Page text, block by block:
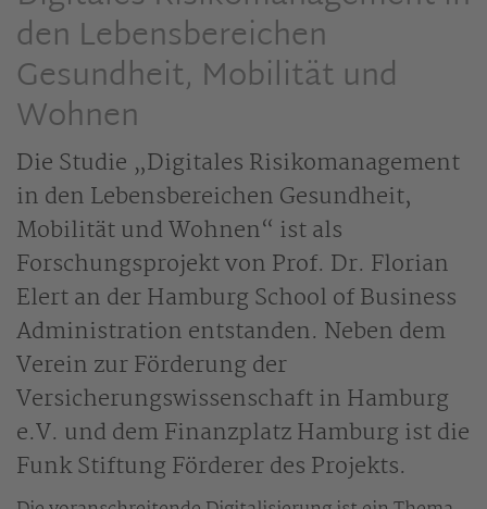
den Lebensbereichen
Gesundheit, Mobilität und
Wohnen
Die Studie „Digitales Risikomanagement
in den Lebensbereichen Gesundheit,
Mobilität und Wohnen“ ist als
Forschungsprojekt von Prof. Dr. Florian
Elert an der Hamburg School of Business
Administration entstanden. Neben dem
Verein zur Förderung der
Versicherungswissenschaft in Hamburg
e.V. und dem Finanzplatz Hamburg ist die
Funk Stiftung Förderer des Projekts.